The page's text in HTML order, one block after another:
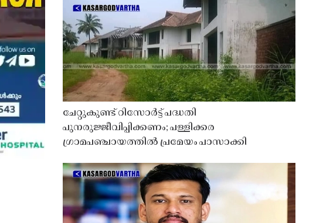
ചേറ്റുകുണ്ട് റിസോർട്ട് പദ്ധതി
പുനരുജ്ജീവിപ്പിക്കണം; പള്ളിക്കര
ഗ്രാമപഞ്ചായത്തിൽ പ്രമേയം പാസാക്കി